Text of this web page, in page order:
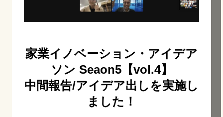
家業イノベーション・アイデア
ソン Seaon5【vol.4】
中間報告/アイデア出しを実施し
ました！